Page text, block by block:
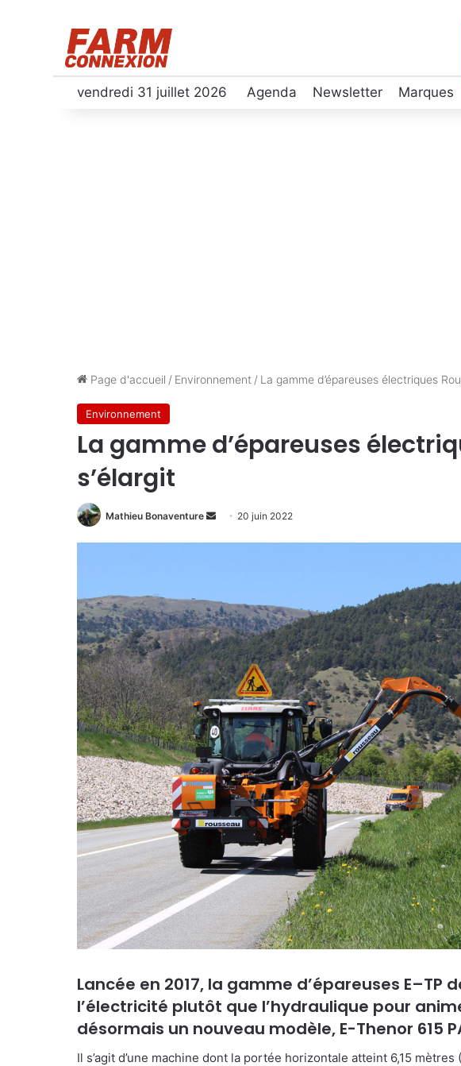
vendredi 31 juillet 2026 Agenda Newsletter Marques
Page d'accueil / Environnement / La gamme d’épareuses électriques
Environnement
La gamme d’épareuses
s’élargit
Mathieu Bonaventure
Envoyer20 juin 2022
Lancée en 2017, la gamme d’épareuses E–TP
l’électricité plutôt que l’hydraulique pour
désormais un nouveau modèle, E-Thenor 615
Il s’agit d’une machine dont la portée horizontale atteint 6,15